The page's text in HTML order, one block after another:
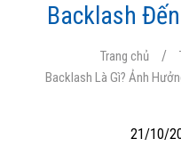
Backlash
Trang chủ /
Backlash Là Gì? Ảnh
21/10/